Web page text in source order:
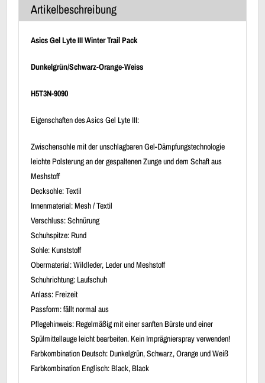
Artikelbeschreibung
Asics Gel Lyte III Winter Trail Pack
Dunkelgrün/Schwarz-Orange-Weiss
H5T3N-9090
Eigenschaften des Asics Gel Lyte III:
Zwischensohle mit der unschlagbaren Gel-Dämpfungstechnologie
leichte Polsterung an der gespaltenen Zunge und dem Schaft aus
Meshstoff
Decksohle: Textil
Innenmaterial: Mesh / Textil
Verschluss: Schnürung
Schuhspitze: Rund
Sohle: Kunststoff
Obermaterial: Wildleder, Leder und Meshstoff
Schuhrichtung: Laufschuh
Anlass: Freizeit
Passform: fällt normal aus
Pflegehinweis: Regelmäßig mit einer sanften Bürste und einer
Spülmittellauge leicht bearbeiten. Kein Imprägnierspray verwenden!
Farbkombination Deutsch: Dunkelgrün, Schwarz, Orange und Weiß
Farbkombination Englisch: Black, Black